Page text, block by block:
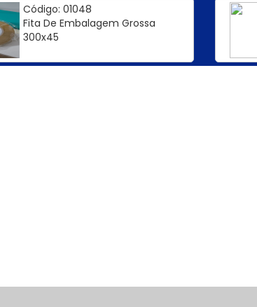
Código: 01048
Fita De Embalagem Grossa
300x45